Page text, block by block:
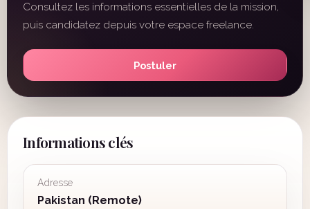
Consultez les informations essentielles de la mission,
puis candidatez depuis votre espace freelance.
Postuler
Informations clés
Adresse
Pakistan (Remote)